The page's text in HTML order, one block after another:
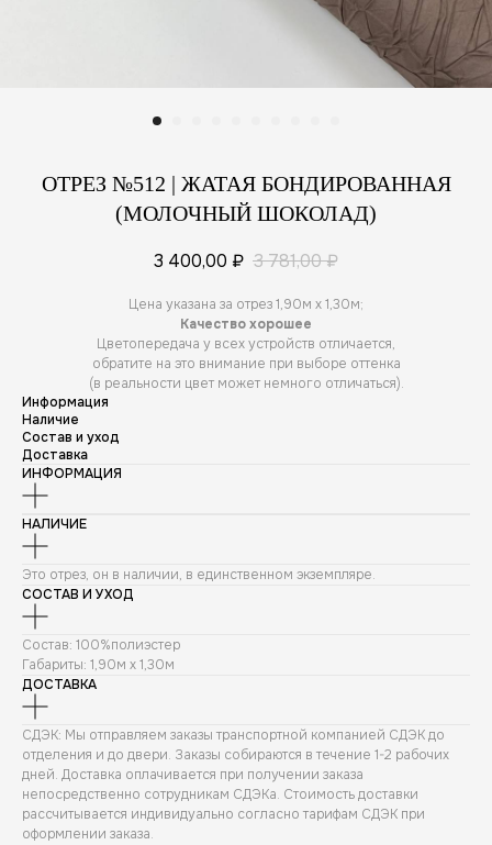
ОТРЕЗ №512 | ЖАТАЯ БОНДИРОВАННАЯ
(МОЛОЧНЫЙ ШОКОЛАД)
3 400,00 ₽ 3 781,00₽
Цена указана за отрез 1,90м х 1,30м;
Качество хорошее
Цветопередача у всех устройств отличается,
обратите на это внимание при выборе оттенка
(в реальности цвет может немного отличаться).
Информация
Наличие
Состав и уход
Доставка
ИНФОРМАЦИЯ
НАЛИЧИЕ
Это отрез, он в наличии, в единственном экземпляре.
СОСТАВ И УХОД
Состав: 100%полиэстер
Габариты: 1,90м х 1,30м
ДОСТАВКА
СДЭК: Мы отправляем заказы транспортной компанией СДЭК до
отделения и до двери. Заказы собираются в течение 1-2 рабочих
дней. Доставка оплачивается при получении заказа
непосредственно сотрудникам СДЭКа. Стоимость доставки
рассчитывается индивидуально согласно тарифам СДЭК при
оформлении заказа.